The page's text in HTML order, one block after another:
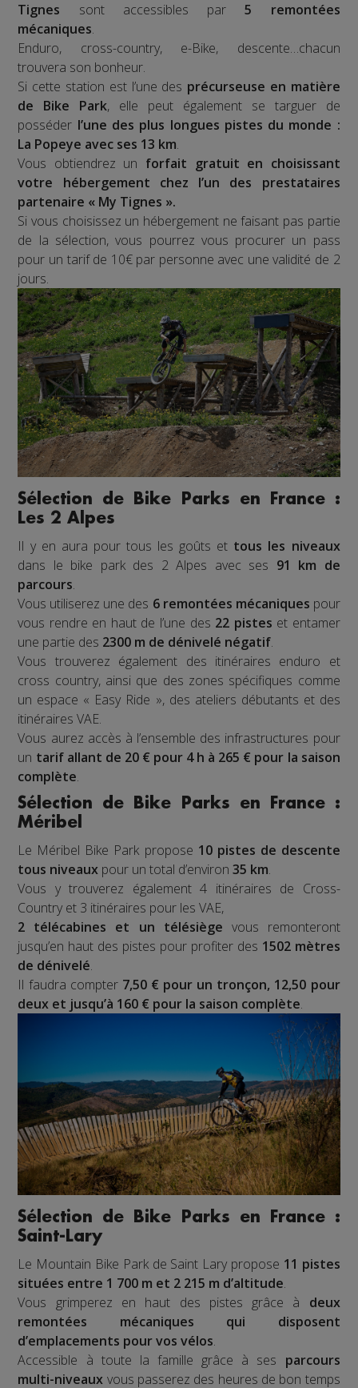
Tignes sont accessibles par5 remontées
mécaniques.
Enduro, cross-country, e-Bike, descente…chacun
trouvera son bonheur.
Si cette station est l’une des précurseuse en matière
de Bike Park, elle peut également se targuer de
posséder l’une des plus longues pistes du monde :
La Popeye avec ses 13 km.
Vous obtiendrez un forfait gratuit en choisissant
votre hébergement chez l’un des prestataires
partenaire « My Tignes ».
Si vous choisissez un hébergement ne faisant pas partie
de la sélection, vous pourrez vous procurer un pass
pour un tarif de 10€ par personne avec une validité de 2
jours.
Sélection de Bike Parks en France :
Les 2 Alpes
Il y en aura pour tous les goûts et tous les niveaux
dans le bike park des 2 Alpes avec ses 91 km de
parcours.
Vous utiliserez une des 6 remontées mécaniques pour
vous rendre en haut de l’une des 22 pistes et entamer
une partie des 2300 m de dénivelé négatif.
Vous trouverez également des itinéraires enduro et
cross country, ainsi que des zones spécifiques comme
un espace « Easy Ride », des ateliers débutants et des
itinéraires VAE.
Vous aurez accès à l’ensemble des infrastructures pour
un tarif allant de 20 € pour 4 h à 265 € pour la saison
complète.
Sélection de Bike Parks en France :
Méribel
Le Méribel Bike Park propose 10 pistes de descente
tous niveaux pour un total d’environ35 km.
Vous y trouverez également 4 itinéraires de Cross-
Country et 3 itinéraires pour les VAE,
2 télécabines et un télésiège vous remonteront
jusqu’en haut des pistes pour profiter des 1502 mètres
de dénivelé.
Il faudra compter 7,50 € pour un tronçon, 12,50 pour
deux et jusqu’à 160 € pour la saison complète.
Sélection de Bike Parks en France :
Saint-Lary
Le Mountain Bike Park de Saint Lary propose 11 pistes
situées entre 1 700 m et 2 215 m d’altitude.
Vous grimperez en haut des pistes grâce à deux
remontées mécaniques qui disposent
d’emplacements pour vos vélos.
Accessible à toute la famille grâce à ses parcours
multi-niveaux vous passerez des heures de bon temps